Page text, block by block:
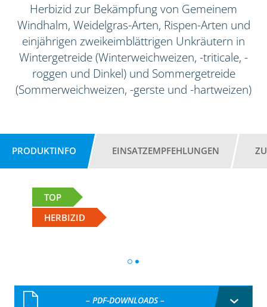
Herbizid zur Bekämpfung von Gemeinem
Windhalm, Weidelgras-Arten, Rispen-Arten und
einjährigen zweikeimblättrigen Unkräutern in
Wintergetreide (Winterweichweizen, -triticale, -
roggen und Dinkel) und Sommergetreide
(Sommerweichweizen, -gerste und -hartweizen)
PRODUKTINFO EINSATZEMPFEHLUNGEN
TOP
HERBIZID
– PDF-DOWNLOADS –